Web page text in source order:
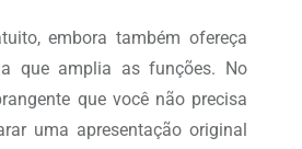
embora também ofereça
que amplia as funções. No
que você não precisa
uma apresentação original